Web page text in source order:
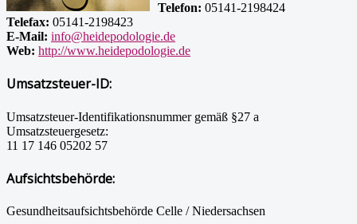
Telefon: 05141-2198424
Telefax: 05141-2198423
E-Mail: info@heidepodologie.de
Web: http://www.heidepodologie.de
Umsatzsteuer-ID:
Umsatzsteuer-Identifikationsnummer gemäß §27 a
Umsatzsteuergesetz:
11 17 146 05202 57
Aufsichtsbehörde:
Gesundheitsaufsichtsbehörde Celle / Niedersachsen